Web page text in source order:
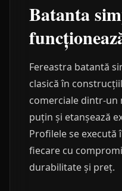
Batanta
Fereastra batantă
clasică în
comerciale dintr-un
puțin și etanșează
Profilele se execută
fiecare cu
durabilitate și preț.